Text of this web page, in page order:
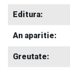
Editura:
An aparitie:
Greutate: